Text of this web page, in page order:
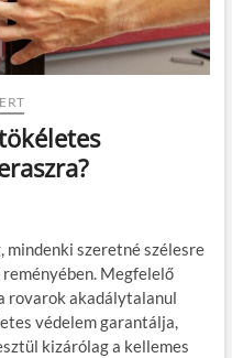
mindenki szeretné szélesre
Megfelelő
rovarok akadálytalanul
védelem garantálja,
kizárólag a kellemes